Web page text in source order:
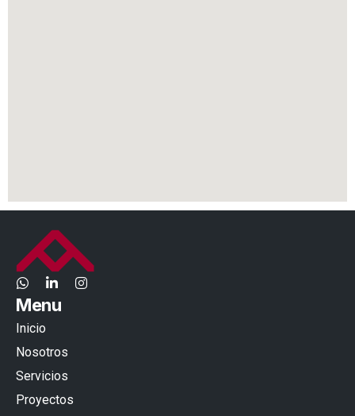
Menu
Inicio
Nosotros
Servicios
Proyectos